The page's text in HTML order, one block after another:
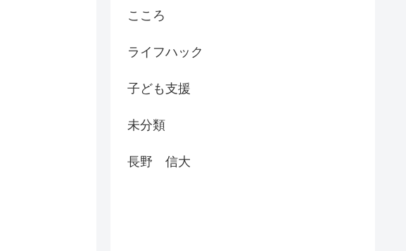
こころ
ライフハック
子ども支援
未分類
長野 信大